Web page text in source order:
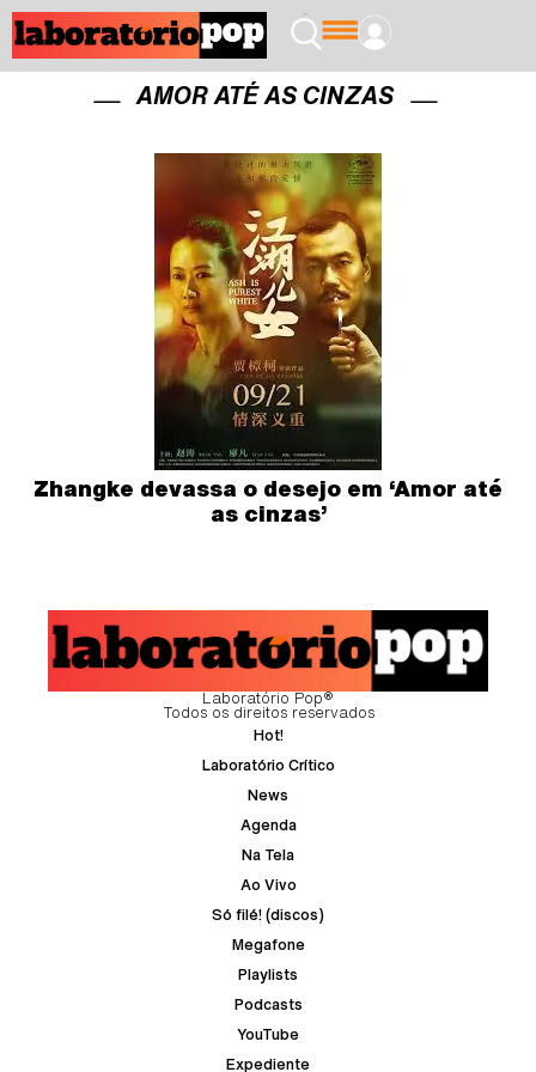
AMOR ATÉ AS CINZAS
Zhangke devassa o desejo em ‘Amor até
as cinzas’
Laboratório Pop®
Todos os direitos reservados
Hot!
Laboratório Crítico
News
Agenda
Na Tela
Ao Vivo
Só filé! (discos)
Megafone
Playlists
Podcasts
YouTube
Expediente